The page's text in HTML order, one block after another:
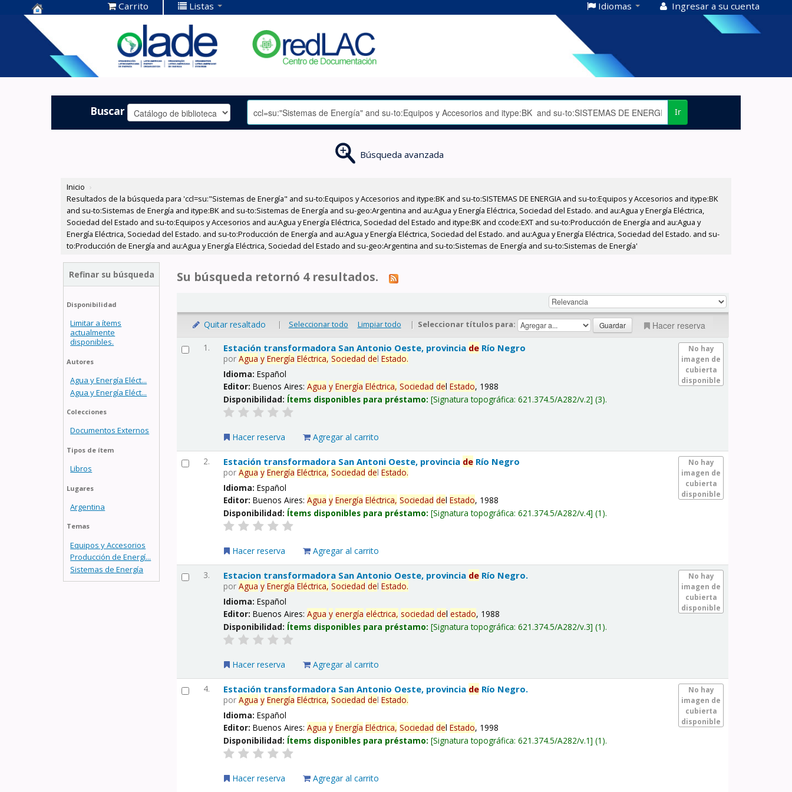
Centro de
Documentación
OLADE -
Carrito Listas Idiomas Ingresar a su cuenta
Buscar Ir
Búsqueda avanzada
Inicio ›
Resultados de la búsqueda para 'ccl=su:"Sistemas de Energía" and su-to:Equipos y Accesorios and itype:BK and su-to:SISTEMAS DE ENERGIA and su-to:Equipos y Accesorios and itype:BK
and su-to:Sistemas de Energía and itype:BK and su-to:Sistemas de Energía and su-geo:Argentina and au:Agua y Energía Eléctrica, Sociedad del Estado. and au:Agua y Energía Eléctrica,
Sociedad del Estado and su-to:Equipos y Accesorios and au:Agua y Energía Eléctrica, Sociedad del Estado and itype:BK and ccode:EXT and su-to:Producción de Energía and au:Agua y
Energía Eléctrica, Sociedad del Estado. and su-to:Producción de Energía and au:Agua y Energía Eléctrica, Sociedad del Estado. and au:Agua y Energía Eléctrica, Sociedad del Estado. and su-
to:Producción de Energía and au:Agua y Energía Eléctrica, Sociedad del Estado and su-geo:Argentina and su-to:Sistemas de Energía and su-to:Sistemas de Energía'
Refinar su búsqueda
Disponibilidad
Limitar a ítems
actualmente
disponibles.
Autores
Agua y Energía Eléct...
Agua y Energía Eléct...
Colecciones
Documentos Externos
Tipos de ítem
Libros
Lugares
Argentina
Temas
Equipos y Accesorios
Producción de Energí...
Sistemas de Energía
Su búsqueda retornó 4 resultados.
Quitar resaltado | Seleccionar todo Limpiar todo | Seleccionar títulos para: Hacer reserva
1.
No hay
imagen de
cubierta
disponible
Estación transformadora San Antonio Oeste, provincia de Río Negro
porAgua y Energía Eléctrica, Sociedad delEstado.
Idioma:Español
Editor:Buenos Aires:Agua y Energía Eléctrica, Sociedad delEstado, 1988
Disponibilidad: Ítems disponibles para préstamo: Signatura topográfica:621.374.5/A282/v.2 (3).
Hacer reserva Agregar al carrito
2.
No hay
imagen de
cubierta
disponible
Estación transformadora San Antoni Oeste, provincia de Río Negro
porAgua y Energía Eléctrica, Sociedad delEstado.
Idioma:Español
Editor:Buenos Aires:Agua y Energía Eléctrica, Sociedad delEstado, 1988
Disponibilidad: Ítems disponibles para préstamo: Signatura topográfica:621.374.5/A282/v.4 (1).
Hacer reserva Agregar al carrito
3.
No hay
imagen de
cubierta
disponible
Estacion transformadora San Antonio Oeste, provincia de Río Negro.
porAgua y Energía Eléctrica, Sociedad delEstado.
Idioma:Español
Editor:Buenos Aires:Agua y energía eléctrica, sociedad delestado, 1988
Disponibilidad: Ítems disponibles para préstamo: Signatura topográfica:621.374.5/A282/v.3 (1).
Hacer reserva Agregar al carrito
4.
No hay
imagen de
cubierta
disponible
Estación transformadora San Antonio Oeste, provincia de Río Negro.
porAgua y Energía Eléctrica, Sociedad delEstado.
Idioma:Español
Editor:Buenos Aires:Agua y Energía Eléctrica, Sociedad delEstado, 1998
Disponibilidad: Ítems disponibles para préstamo: Signatura topográfica:621.374.5/A282/v.1 (1).
Hacer reserva Agregar al carrito